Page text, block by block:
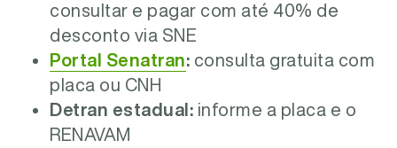
consultar e pagar com até 40% de
desconto via SNE
Portal Senatran: consulta gratuita com
placa ou CNH
Detran estadual: informe a placa e o
RENAVAM